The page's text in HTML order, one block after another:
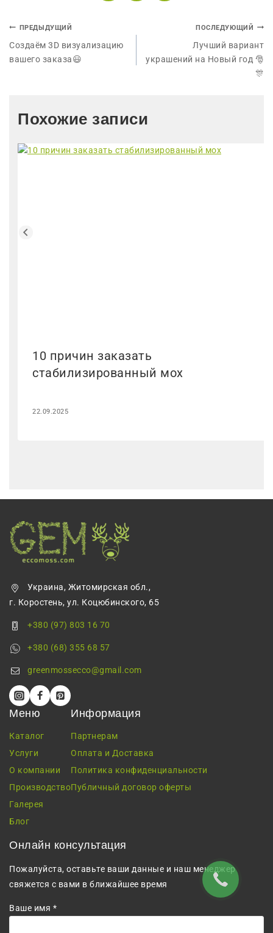
ПРЕДЫДУЩИЙ
Создаём 3D визуализацию
вашего заказа😃
ПОСЛЕДУЮЩИЙ
Лучший вариант
украшений на Новый год 🎅
🎊
Похожие записи
10 причин заказать
стабилизированный мох
22.09.2025
Украина, Житомирская обл.,
г. Коростень, ул. Коцюбинского, 65
+380 (97) 803 16 70
+380 (68) 355 68 57
greenmossecco@gmail.com
Меню
Каталог
Услуги
О компании
Производство
Галерея
Блог
Информация
Партнерам
Оплата и Доставка
Политика конфиденциальности
Публичный договор оферты
Онлайн консультация
Пожалуйста, оставьте ваши данные и наш менеджер
свяжется с вами в ближайшее время
Ваше имя *